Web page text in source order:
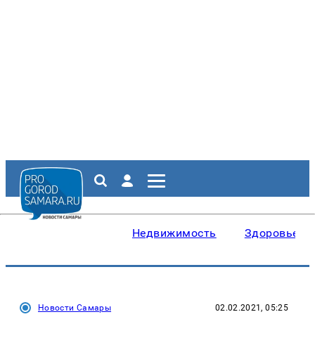
Недвижимость Здоровье
Новости Самары 02.02.2021, 05:25